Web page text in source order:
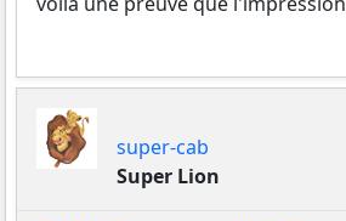
super-cab
Super Lion